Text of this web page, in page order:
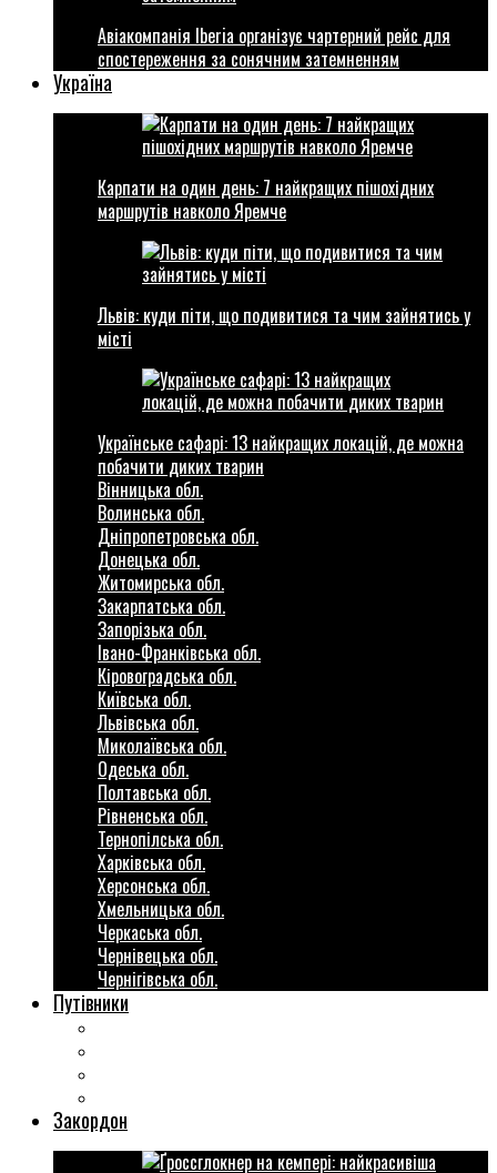
Авіакомпанія Iberia організує чартерний рейс для
спостереження за сонячним затемненням
Україна
Карпати на один день: 7 найкращих пішохідних
маршрутів навколо Яремче
Львів: куди піти, що подивитися та чим зайнятись у
місті
Українське сафарі: 13 найкращих локацій, де можна
побачити диких тварин
Вінницька обл.
Волинська обл.
Дніпропетровська обл.
Донецька обл.
Житомирська обл.
Закарпатська обл.
Запорізька обл.
Івано-Франківська обл.
Кіровоградська обл.
Київська обл.
Львівська обл.
Миколаївська обл.
Одеська обл.
Полтавська обл.
Рівненська обл.
Тернопілська обл.
Харківська обл.
Херсонська обл.
Хмельницька обл.
Черкаська обл.
Чернівецька обл.
Чернігівська обл.
Путівники
Закордон